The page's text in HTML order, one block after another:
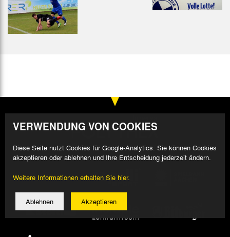
VERWENDUNG VON COOKIES
Diese Seite nutzt Cookies für Google-Analytics. Sie können Cookies
akzeptieren oder ablehnen und Ihre Entscheidung jederzeit ändern.
Weitere Informationen erhalten Sie hier.
Ablehnen Akzeptieren